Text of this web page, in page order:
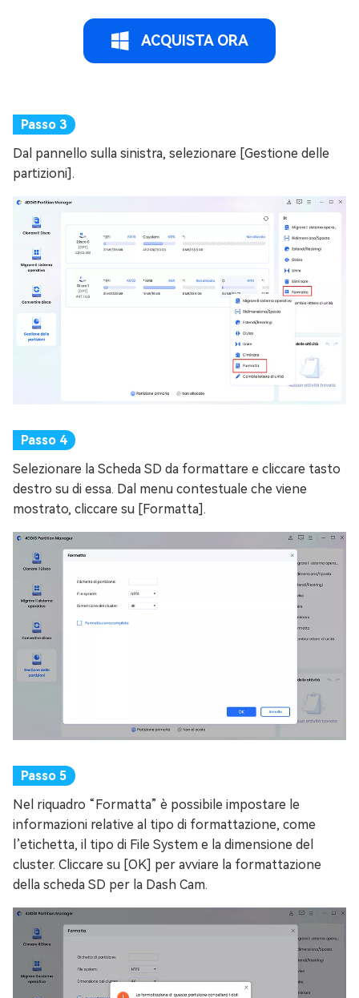
ACQUISTA ORA
Dal pannello sulla sinistra, selezionare [Gestione delle
partizioni].
Selezionare la Scheda SD da formattare e cliccare tasto
destro su di essa. Dal menu contestuale che viene
mostrato, cliccare su [Formatta].
Nel riquadro “Formatta” è possibile impostare le
informazioni relative al tipo di formattazione, come
l’etichetta, il tipo di File System e la dimensione del
cluster. Cliccare su [OK] per avviare la formattazione
della scheda SD per la Dash Cam.